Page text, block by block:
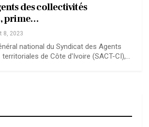
des collectivités
prime…
8, 2023
national du Syndicat des Agents
de Côte d'Ivoire (SACT-CI),…